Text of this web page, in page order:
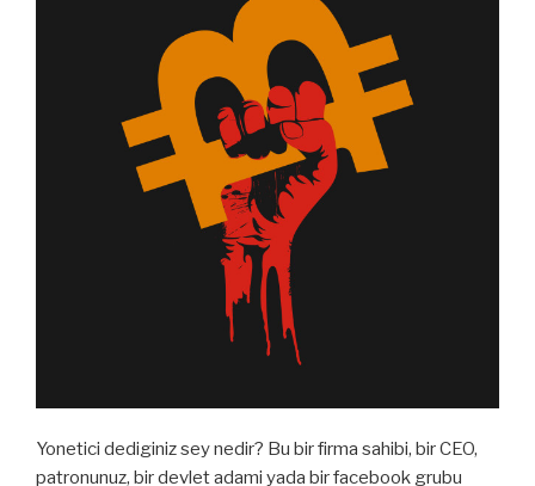
Yonetici dediginiz sey nedir? Bu bir firma sahibi, bir CEO,
patronunuz, bir devlet adami yada bir facebook grubu